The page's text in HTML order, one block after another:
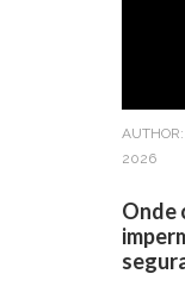
AUTHOR:
2026
Onde